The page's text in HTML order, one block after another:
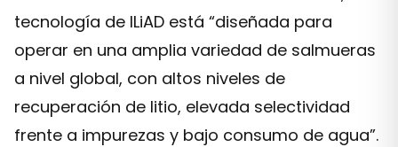
tecnología de ILiAD está “diseñada para
operar en una amplia variedad de salmueras
a nivel global, con altos niveles de
recuperación de litio, elevada selectividad
frente a impurezas y bajo consumo de agua”.